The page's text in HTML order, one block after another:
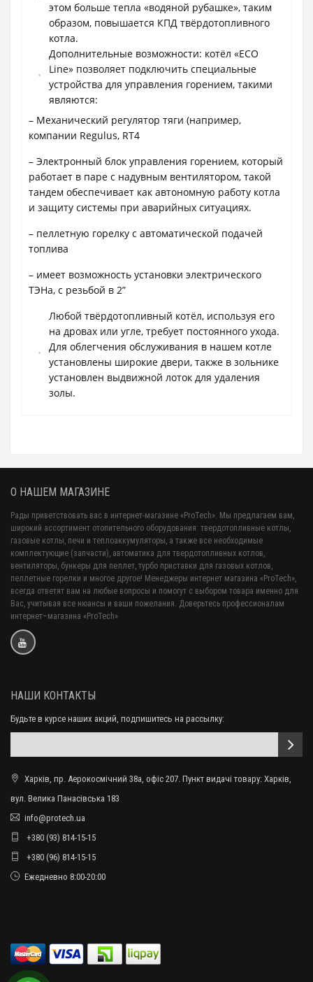
этом больше тепла «водяной рубашке», таким
образом, повышается КПД твёрдотопливного
котла.
Дополнительные возможности: котёл «ECO
Line» позволяет подключить специальные
устройства для управления горением, такими
являются:
– Механический регулятор тяги (например,
компании Regulus, RT4
– Электронный блок управления горением, который
работает в паре с надувным вентилятором, такой
тандем обеспечивает как автономную работу котла
и защиту системы при аварийных ситуациях.
– пеллетную горелку с автоматической подачей
топлива
– имеет возможность установки электрического
ТЭНа, с резьбой в 2”
Любой твёрдотопливный котёл, используя его
на дровах или угле, требует постоянного ухода.
Для облегчения обслуживания в нашем котле
установлены широкие двери, также в зольнике
установлен выдвижной лоток для удаления
золы.
О НАШЕМ МАГАЗИНЕ
Рады приветствовать вас в интернет-магазине «ProTech». Мы предлагаем вам,
широкий ассортимент отопительного оборудования: твердотопливные котлы,
газовые котлы, печи и теплоаккумуляторы, а также все необходимые
комплектующие (запчасти), автоматика для твердотопливных котлов,
вентиляторы, бункеры для пеллет, турбо приставки для газовых котлов,
пеллетные горелки и многое другое! Менеджеры интернет магазина «ProTech»,
всегда ответят вам на любые вопросы и помогут с выбором товара именно для
Вас, учитывая все нюансы и ваши пожелания. Доверьтесь профессионалам
интернет–магазина «ProTech»
НАШИ КОНТАКТЫ
Будьте в курсе наших акций, подпишитесь на рассылку:
Харків, пр. Аерокосмічний 38а, офіс 207. Пункт видачі товару: Харків,
вул. Велика Панасівська 183
info@protech.ua
+380 (93) 814-15-15
+380 (96) 814-15-15
Ежедневно 8:00-20:00